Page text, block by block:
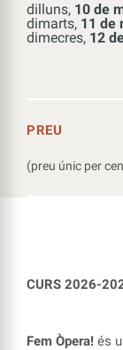
dilluns, 10 de
dimarts, 11 de
dimecres, 12
PREU
(preu únic per
CURS 2026-
Fem Òpera! és